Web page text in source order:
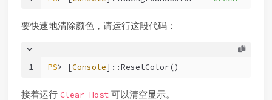
要快速地清除颜色，请运行这段代码：
1 PS> [Console]::ResetColor()
接着运行 Clear-Host 可以清空显示。